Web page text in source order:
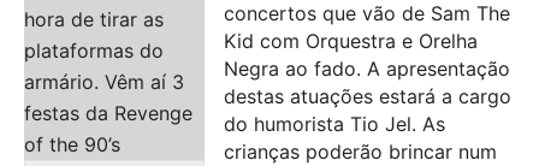
concertos que vão de Sam The
Kid com Orquestra e Orelha
Negra ao fado. A apresentação
destas atuações estará a cargo
do humorista Tio Jel. As
crianças poderão brincar num